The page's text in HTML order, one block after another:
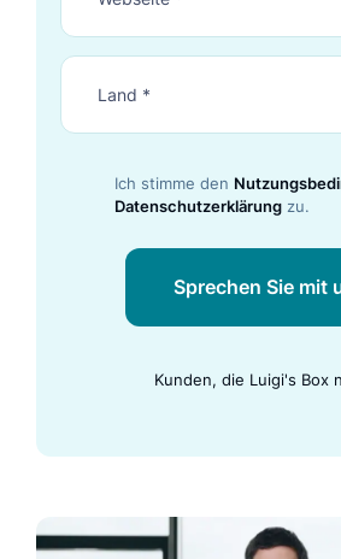
Ich stimme den
Datenschutzerklärung zu.
Sprechen Sie mit
Kunden, die Luigi's Box